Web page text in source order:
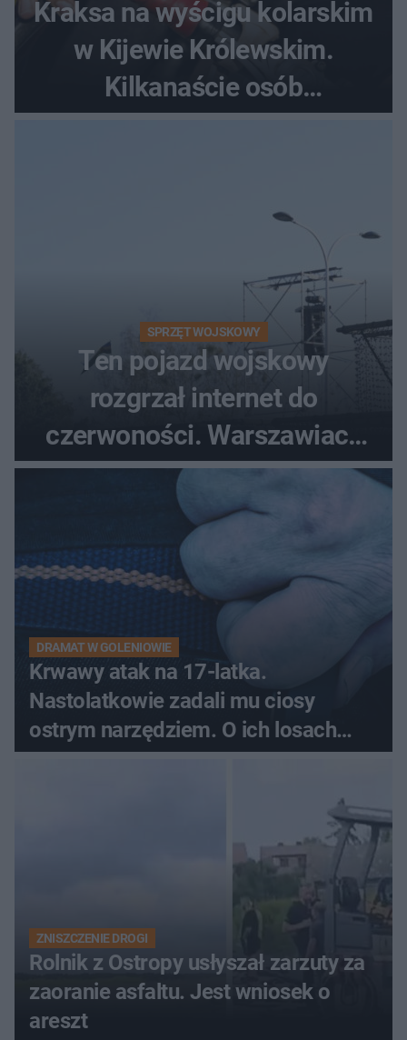
Kraksa na wyścigu kolarskim
w Kijewie Królewskim.
Kilkanaście osób
SPRZĘT WOJSKOWY
Ten pojazd wojskowy
rozgrzał internet do
czerwoności. Warszawiacy
pytali, czy to Mad Max!
DRAMAT W GOLENIOWIE
Krwawy atak na 17-latka.
Nastolatkowie zadali mu ciosy
ostrym narzędziem. O ich losach
zdecyduje sąd rodzinny
ZNISZCZENIE DROGI
Rolnik z Ostropy usłyszał zarzuty za
zaoranie asfaltu. Jest wniosek o
areszt